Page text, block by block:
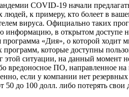
COVID-19 начали
людей, к примеру, кто болеет в
вируса. Официально таких
информацию, в открытом доступе
программа «Дия», о которой ходит
которые доступны
этой ситуации, на данный момент
вредоносное ПО, направленное
если у компании нет
50 до 100 долл. либо потерять свои